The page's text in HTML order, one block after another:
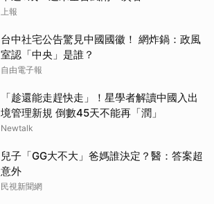
上報
台中社宅公告驚見中國國徽！ 網炸鍋：政風
室認「中央」是誰？
自由電子報
「趁還能走趕快走」！星學者解讀中國入出
境管理新規 倒數45天不能再「潤」
Newtalk
兒子「GG大不大」爸媽誰決定？醫：答案超
意外
民視新聞網
取消